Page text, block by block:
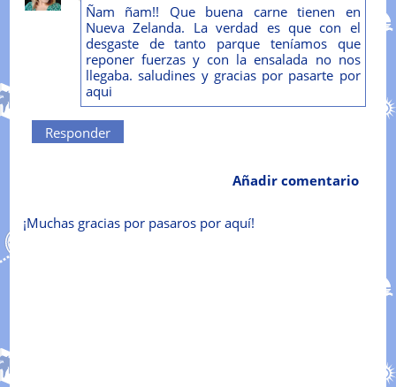
Ñam ñam!! Que buena carne tienen en
Nueva Zelanda. La verdad es que con el
desgaste de tanto parque teníamos que
reponer fuerzas y con la ensalada no nos
llegaba. saludines y gracias por pasarte por
aqui
Responder
Añadir comentario
¡Muchas gracias por pasaros por aquí!